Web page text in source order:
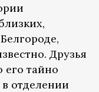
Друзья
его тайно
отделении